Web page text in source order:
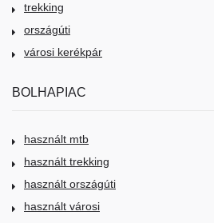
trekking
országúti
városi kerékpár
BOLHAPIAC
használt mtb
használt trekking
használt országúti
használt városi